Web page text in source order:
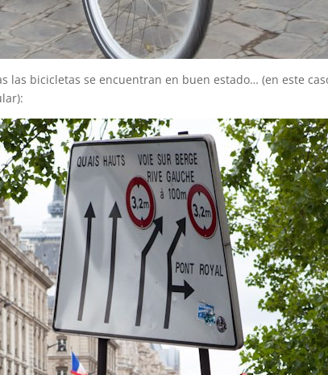
las bicicletas se encuentran en buen estado… (en este